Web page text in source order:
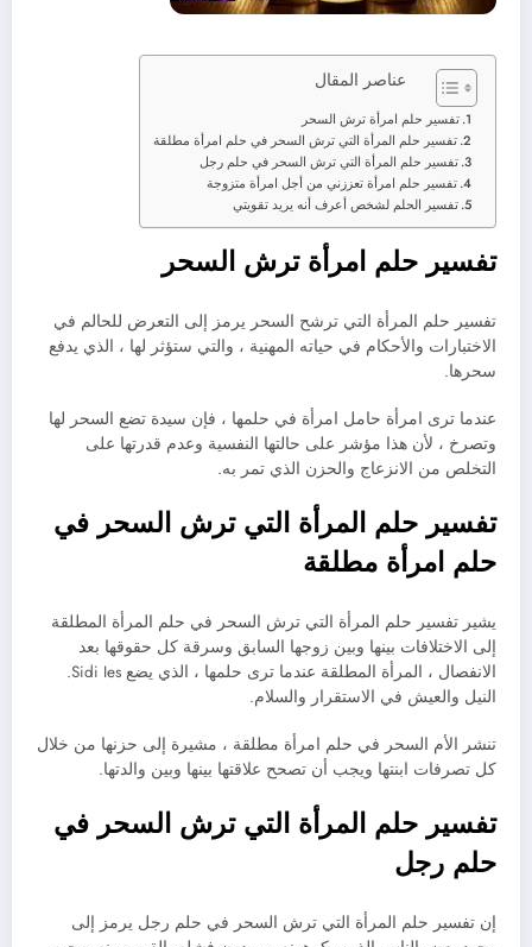
عناصر المقال
تفسير حلم امرأة ترش السحر
تفسير حلم المرأة التي ترش السحر في حلم امرأة مطلقة
تفسير حلم المرأة التي ترش السحر في حلم رجل
تفسير حلم امرأة تعززني من أجل امرأة متزوجة
تفسير الحلم لشخص أعرف أنه يريد تقويتي
تفسير حلم امرأة ترش السحر
تفسير حلم المرأة التي ترشح السحر يرمز إلى التعرض للحالم في
الاختبارات والأحكام في حياته المهنية ، والتي ستؤثر لها ، الذي يدفع
سحرها.
عندما ترى امرأة حامل امرأة في حلمها ، فإن سيدة تضع السحر لها
وتصرخ ، لأن هذا مؤشر على حالتها النفسية وعدم قدرتها على
التخلص من الانزعاج والحزن الذي تمر به.
تفسير حلم المرأة التي ترش السحر في
حلم امرأة مطلقة
يشير تفسير حلم المرأة التي ترش السحر في حلم المرأة المطلقة
إلى الاختلافات بينها وبين زوجها السابق وسرقة كل حقوقها بعد
الانفصال ، المرأة المطلقة عندما ترى حلمها ، الذي يضع Sidi Ies.
النيل والعيش في الاستقرار والسلام.
تنشر الأم السحر في حلم امرأة مطلقة ، مشيرة إلى حزنها من خلال
كل تصرفات ابنتها ويجب أن تصحح علاقتها بينها وبين والدتها.
تفسير حلم المرأة التي ترش السحر في
حلم رجل
إن تفسير حلم المرأة التي ترش السحر في حلم رجل يرمز إلى